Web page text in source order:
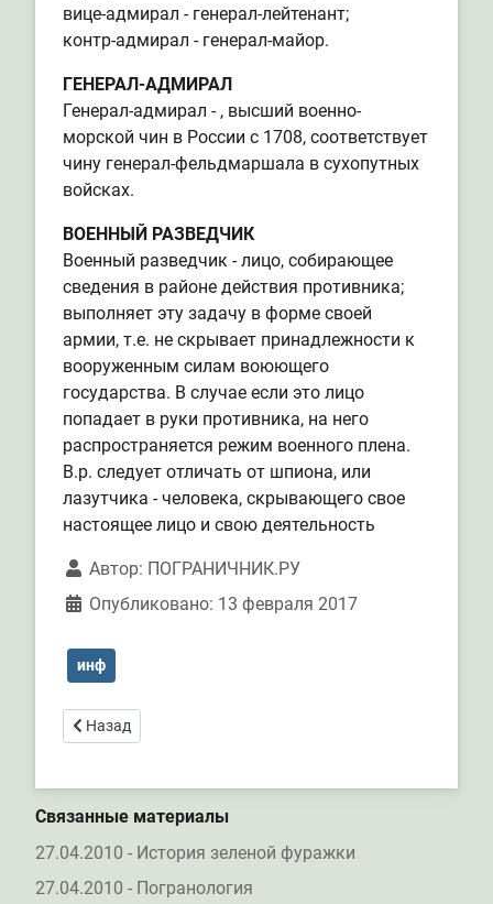
вице-адмирал - генерал-лейтенант;
контр-адмирал - генерал-майор.
ГЕНЕРАЛ-АДМИРАЛ
Генерал-адмирал - , высший военно-
морской чин в России с 1708, соответствует
чину генерал-фельдмаршала в сухопутных
войсках.
ВОЕННЫЙ РАЗВЕДЧИК
Военный разведчик - лицо, собирающее
сведения в районе действия противника;
выполняет эту задачу в форме своей
армии, т.е. не скрывает принадлежности к
вооруженным силам воюющего
государства. В случае если это лицо
попадает в руки противника, на него
распространяется режим военного плена.
В.р. следует отличать от шпиона, или
лазутчика - человека, скрывающего свое
настоящее лицо и свою деятельность
Автор: ПОГРАНИЧНИК.РУ
Опубликовано: 13 февраля 2017
инф
Предыдущий: Из истории военно-морской формы
Назад
Связанные материалы
27.04.2010 - История зеленой фуражки
27.04.2010 - Погранология